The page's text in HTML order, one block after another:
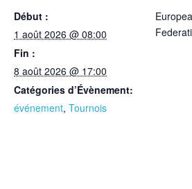
Début :
1 août 2026 @ 08:00
Fin :
8 août 2026 @ 17:00
Catégories d’Évènement:
événement, Tournois